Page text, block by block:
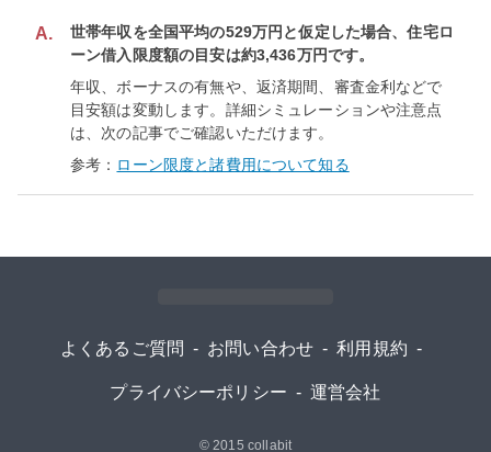
A.
世帯年収を全国平均の529万円と仮定した場合、住宅ロ
ーン借入限度額の目安は約3,436万円です。
年収、ボーナスの有無や、返済期間、審査金利などで
目安額は変動します。詳細シミュレーションや注意点
は、次の記事でご確認いただけます。
参考： ローン限度と諸費用について知る
よくあるご質問 - お問い合わせ - 利用規約 -
プライバシーポリシー - 運営会社
© 2015 collabit